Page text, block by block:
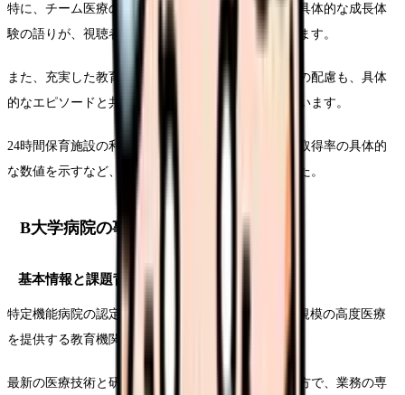
特に、チーム医療の連携場面や、先輩看護師による具体的な成長体
験の語りが、視聴者の共感を得ることに成功しています。
また、充実した教育制度やワークライフバランスへの配慮も、具体
的なエピソードと共に説得力のある形で提示されています。
24時間保育施設の利用者インタビューや、有給休暇取得率の具体的
な数値を示すなど、実践的な情報提供も効果的でした。
B大学病院の事例
基本情報と課題背景
特定機能病院の認定を受けるB大学病院は、1,000床規模の高度医療
を提供する教育機関です。
最新の医療技術と研究に携わる機会を提供できる一方で、業務の専